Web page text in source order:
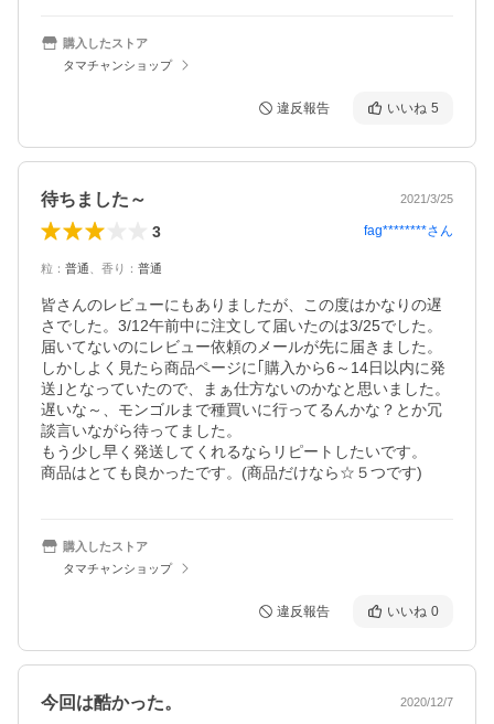
購入したストア
タマチャンショップ
違反報告 いいね 5
待ちました～ 2021/3/25
3 fag********さん
粒 ： 普通 香り ： 普通
皆さんのレビューにもありましたが、この度はかなりの遅
さでした。3/12午前中に注文して届いたのは3/25でした。
届いてないのにレビュー依頼のメールが先に届きました。
しかしよく見たら商品ページに｢購入から6～14日以内に発
送｣となっていたので、まぁ仕方ないのかなと思いました。
遅いな～、モンゴルまで種買いに行ってるんかな？とか冗
談言いながら待ってました。
もう少し早く発送してくれるならリピートしたいです。
商品はとても良かったです。(商品だけなら☆５つです)
購入したストア
タマチャンショップ
違反報告 いいね 0
今回は酷かった。 2020/12/7